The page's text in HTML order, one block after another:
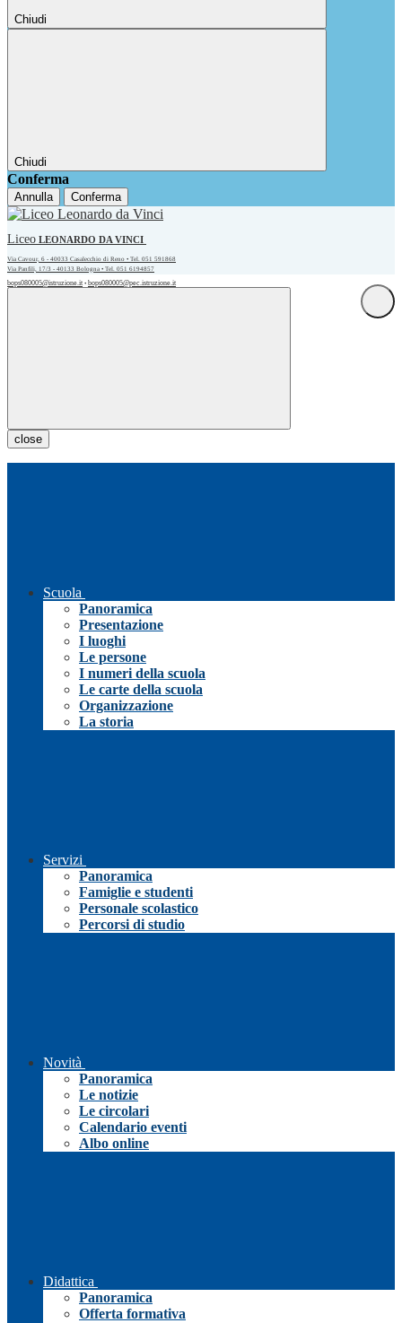
Chiudi
Chiudi
Conferma
Annulla Conferma
Liceo LEONARDO DA VINCI
Via Cavour, 6 - 40033 Casalecchio di Reno • Tel. 051 591868
Via Panfili, 17/3 - 40133 Bologna • Tel. 051 6194857
bops080005@istruzione.it • bops080005@pec.istruzione.it
close
Scuola
Panoramica
Presentazione
I luoghi
Le persone
I numeri della scuola
Le carte della scuola
Organizzazione
La storia
Servizi
Panoramica
Famiglie e studenti
Personale scolastico
Percorsi di studio
Novità
Panoramica
Le notizie
Le circolari
Calendario eventi
Albo online
Didattica
Panoramica
Offerta formativa